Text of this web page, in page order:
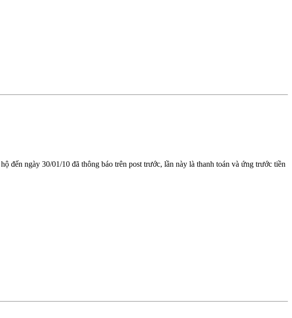
ngày 30/01/10 đã thông báo trên post trước, lần này là thanh toán và ứng trước tiền